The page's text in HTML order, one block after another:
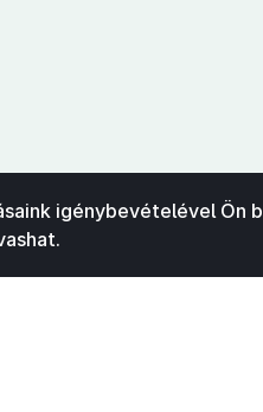
igénybevételével Ön